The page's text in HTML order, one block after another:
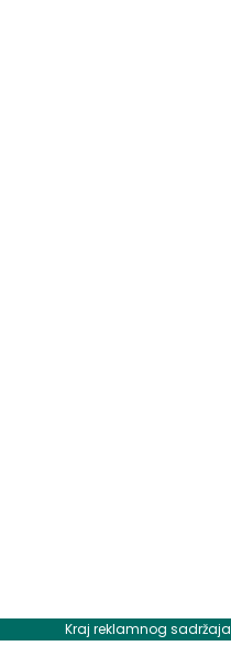
Kraj reklamnog sadržaja